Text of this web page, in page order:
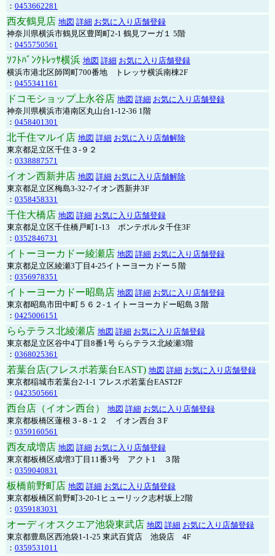
： 0453662281
西友鶴見店 地図 詳細 お気に入り店舗登録
神奈川県横浜市鶴見区豊岡町2-1 鶴見フーガ１ 5階
： 0455750561
ｿﾌﾄﾊﾞﾝｸﾄﾚｯｻ横浜 地図 詳細 お気に入り店舗登録
横浜市港北区師岡町700番地 トレッサ横浜南棟2F
： 0455341161
ドコモショップ上永谷店 地図 詳細 お気に入り店舗登録
神奈川県横浜市港南区丸山台1-12-36 1階
： 0458401301
北千住マルイ店 地図 詳細 お気に入り店舗解除
東京都足立区千住３-９２
： 0338887571
イオン西新井店 地図 詳細 お気に入り店舗解除
東京都足立区梅島3-32-7イオン西新井3F
： 0358458331
千住大橋店 地図 詳細 お気に入り店舗登録
東京都足立区千住橋戸町1-13 ポンテポルタ千住3F
： 0352846731
イトーヨーカドー綾瀬店 地図 詳細 お気に入り店舗登録
東京都足立区綾瀬3丁目4-25イトーヨーカドー５階
： 0356978351
イトーヨーカドー昭島店 地図 詳細 お気に入り店舗登録
東京都昭島市田中町５６２-１イトーヨーカドー昭島３階
： 0425006151
ららテラス北綾瀬店 地図 詳細 お気に入り店舗登録
東京都足立区谷中4丁目8番1号 ららテラス北綾瀬3階
： 0368025361
若葉台店(フレスポ若葉台EAST) 地図 詳細 お気に入り店舗登録
東京都稲城市若葉台2-1-1 フレスポ若葉台EAST2F
： 0423505661
西台店（イオン西台） 地図 詳細 お気に入り店舗登録
東京都板橋区蓮根３-８-１２ イオン西台３F
： 0359160561
西友成増店 地図 詳細 お気に入り店舗登録
東京都板橋区成増3丁目11番3号 アクト1 ３階
： 0359040831
板橋前野町店 地図 詳細 お気に入り店舗登録
東京都板橋区前野町3-20-1ヒューリック志村坂上2階
： 0359183031
オーディオスクエア池袋東武店 地図 詳細 お気に入り店舗登録
東京都豊島区西池袋1-1-25 東武百貨店 池袋店 4F
： 0359531011